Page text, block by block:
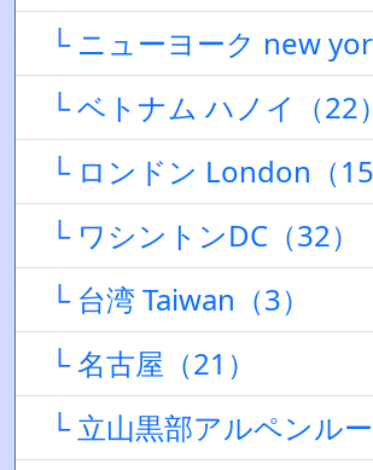
└ ニューヨーク new
└ ベトナム ハノイ（22）
└ ロンドン London（15
└ ワシントンDC（32）
└ 台湾 Taiwan（3）
└ 名古屋（21）
└ 立山黒部アルペンルー